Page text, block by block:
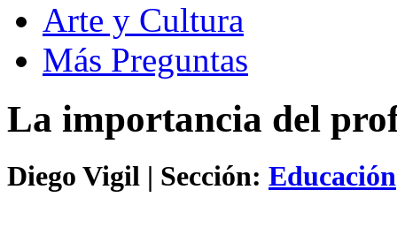
Arte y Cultura
Más Preguntas
La importancia del
Diego Vigil | Sección: Educación